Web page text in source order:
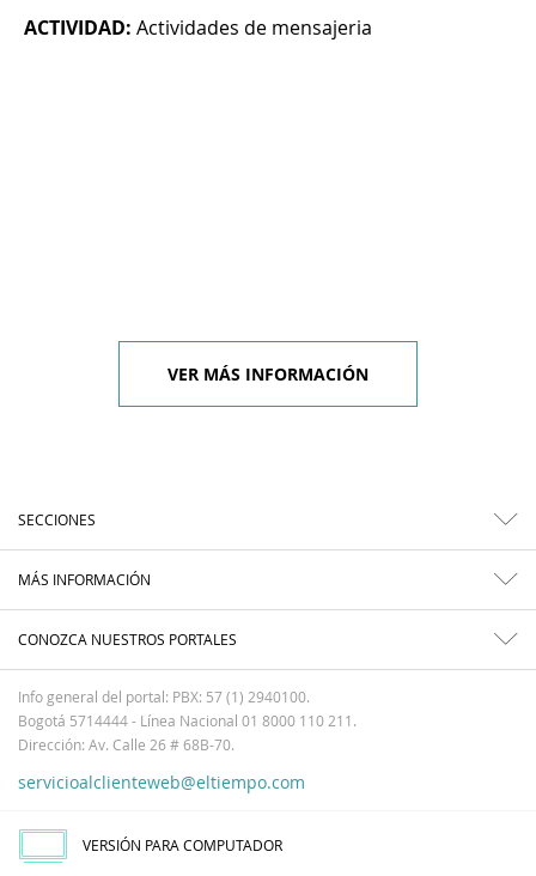
ACTIVIDAD: Actividades de mensajeria
VER MÁS INFORMACIÓN
SECCIONES
MÁS INFORMACIÓN
CONOZCA NUESTROS PORTALES
Info general del portal: PBX: 57 (1) 2940100.
Bogotá 5714444 - Línea Nacional 01 8000 110 211.
Dirección: Av. Calle 26 # 68B-70.
servicioalclienteweb@eltiempo.com
VERSIÓN PARA COMPUTADOR